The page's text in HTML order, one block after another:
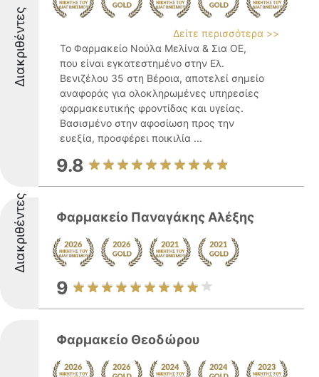
Διακριθέντες
Δείτε περισσότερα >>
Το Φαρμακείο Νούλα Μελίνα & Σια ΟΕ,
που είναι εγκατεστημένο στην Ελ.
Βενιζέλου 35 στη Βέροια, αποτελεί σημείο
αναφοράς για ολοκληρωμένες υπηρεσίες
φαρμακευτικής φροντίδας και υγείας.
Βασισμένο στην αφοσίωση προς την
ευεξία, προσφέρει ποικιλία ...
9.8
Διακριθέντες Φαρμακείο Παναγάκης Αλέξης
9
Φαρμακείο Θεοδώρου